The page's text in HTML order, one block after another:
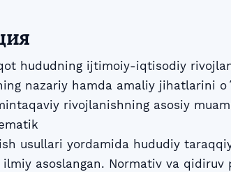
hududning ijtimoiy-iqtisodiy
nazariy hamda amaliy jihatlarini
rivojlanishning asosiy
usullari yordamida hududiy
asoslangan. Normativ va qidiruv